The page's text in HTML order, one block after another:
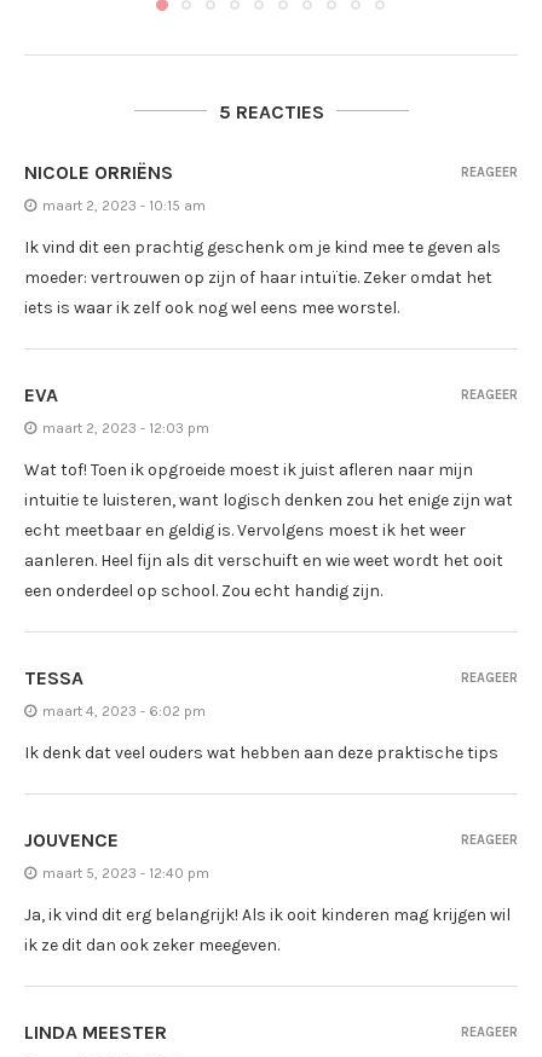
5 REACTIES
NICOLE ORRIËNS
maart 2, 2023 - 10:15 am
Ik vind dit een prachtig geschenk om je kind mee te geven als
moeder: vertrouwen op zijn of haar intuïtie. Zeker omdat het
iets is waar ik zelf ook nog wel eens mee worstel.
REAGEER
EVA
maart 2, 2023 - 12:03 pm
Wat tof! Toen ik opgroeide moest ik juist afleren naar mijn
intuitie te luisteren, want logisch denken zou het enige zijn wat
echt meetbaar en geldig is. Vervolgens moest ik het weer
aanleren. Heel fijn als dit verschuift en wie weet wordt het ooit
een onderdeel op school. Zou echt handig zijn.
REAGEER
TESSA
maart 4, 2023 - 6:02 pm
Ik denk dat veel ouders wat hebben aan deze praktische tips
REAGEER
JOUVENCE
maart 5, 2023 - 12:40 pm
Ja, ik vind dit erg belangrijk! Als ik ooit kinderen mag krijgen wil
ik ze dit dan ook zeker meegeven.
REAGEER
LINDA MEESTER REAGEER